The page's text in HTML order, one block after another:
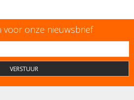
voor onze nieuwsbrief
VERSTUUR